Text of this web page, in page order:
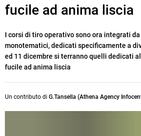
fucile ad anima liscia
I corsi di tiro operativo sono ora integrati
monotematici, dedicati specificamente a
ed 11 dicembre si terranno quelli dedicati
fucile ad anima liscia
Un contributo di G.Tansella (Athena Agency